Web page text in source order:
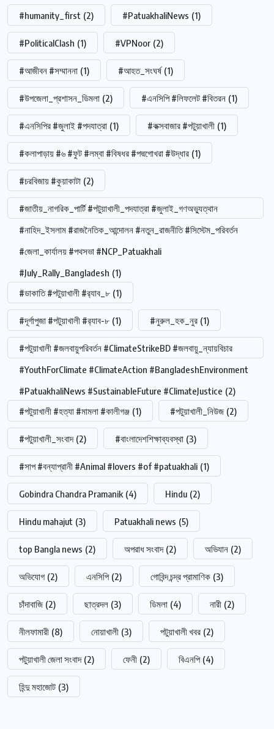
#humanity_first (2) #PatuakhaliNews (1)
#PoliticalClash (1) #VPNoor (2)
#আজীবন #সম্মাননা (1) #আহত_সংঘর্ষ (1)
#উপজেলা_প্রশাসন_ডিমলা (2) #এনসিপি #লিফলেট #বিতরন (1)
#এনসিপির #জুলাই #পদযাত্রা (1) #কক্সবাজার #পটুয়াখালী (1)
#কলাপাড়ায় #৬ #ফুট #লম্বা #বিষধর #পদ্মগোখরা #উদ্ধার (1)
#চরবিজায় #কুয়াকাটা (2)
#জাতীয়_নাগরিক_পার্টি #পটুয়াখালী_পদযাত্রা #জুলাই_গণঅভ্যুত্থান
#নাহিদ_ইসলাম #রাজনৈতিক_আন্দোলন #নতুন_রাজনীতি #সিস্টেম_পরিবর্তন
#জেলা_কার্যালয় #পথসভা #NCP_Patuakhali
#July_Rally_Bangladesh (1)
#ডাকাতি #পটুয়াখালী #র‍্যাব_৮ (1)
#দূর্গাপুজা #পটুয়াখালী #র‍্যাব-৮ (1) #নুরুল_হক_নুর (1)
#পটুয়াখালী #জলবায়ুপরিবর্তন #ClimateStrikeBD #জলবায়ু_ন্যায়বিচার
#YouthForClimate #ClimateAction #BangladeshEnvironment
#PatuakhaliNews #SustainableFuture #ClimateJustice (2)
#পটুয়াখালী #হত্যা #মামলা #কালীগঞ্জ (1) #পটুয়াখালী_নিউজ (2)
#পটুয়াখালী_সংবাদ (2) #বাংলাদেশশিক্ষাব্যবস্থা (3)
#সাপ #বন্যাপ্রানী #Animal #lovers #of #patuakhali (1)
Gobindra Chandra Pramanik (4) Hindu (2)
Hindu mahajut (3) Patuakhali news (5)
top Bangla news (2) অপরাধ সংবাদ (2) অভিযান (2)
অভিযোগ (2) এনসিপি (2) গোবিন্দ চন্দ্র প্রামাণিক (3)
চাঁদাবাজি (2) ছাত্রদল (3) ডিমলা (4) নারী (2)
নীলফামারী (8) নোয়াখালী (3) পটুয়াখালী খবর (2)
পটুয়াখালী জেলা সংবাদ (2) ফেনী (2) বিএনপি (4)
হিন্দু মহাজোট (3)